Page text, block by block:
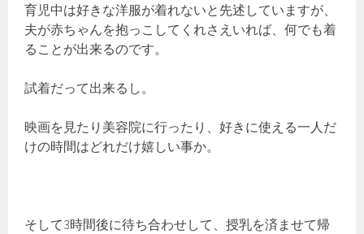
育児中は好きな洋服が着れないと先述していますが、
夫が赤ちゃんを抱っこしてくれさえいれば、何でも着
ることが出来るのです。
試着だって出来るし。
映画を見たり美容院に行ったり、好きに使える一人だ
けの時間はどれだけ嬉しい事か。
そして3時間後に待ち合わせして、授乳を済ませて帰